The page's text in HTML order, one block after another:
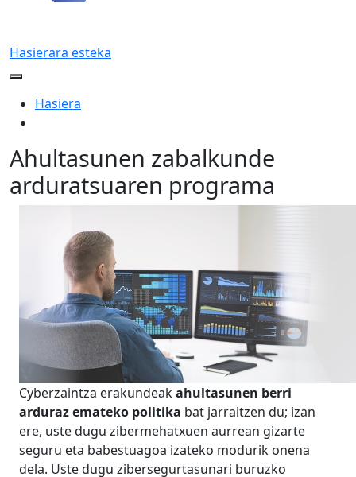
Hasierara esteka
Hasiera
Ahultasunen zabalkunde
arduratsuaren programa
Cyberzaintza erakundeakahultasunen berri
arduraz emateko politika bat jarraitzen du; izan
ere, uste dugu zibermehatxuen aurrean gizarte
seguru eta babestuagoa izateko modurik onena
dela. Uste dugu zibersegurtasunari buruzko